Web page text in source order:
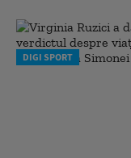
DIGI SPORT